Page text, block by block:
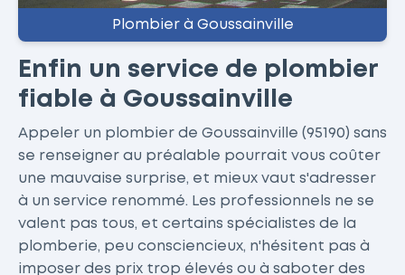
Plombier à Goussainville
Enfin un service de plombier
fiable à Goussainville
Appeler un plombier de Goussainville (95190) sans
se renseigner au préalable pourrait vous coûter
une mauvaise surprise, et mieux vaut s'adresser
à un service renommé. Les professionnels ne se
valent pas tous, et certains spécialistes de la
plomberie, peu consciencieux, n'hésitent pas à
imposer des prix trop élevés ou à saboter des